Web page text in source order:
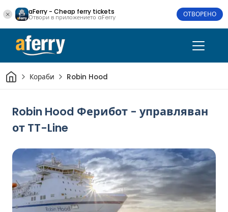
aFerry - Cheap ferry tickets
Отвори в приложението aFerry ОТВОРЕНО
Начало
Кораби Robin Hood
Robin Hood Ферибот - управляван
от TT-Line